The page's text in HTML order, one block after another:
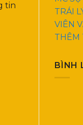
tin
TRÁI
VIÊN
THÊM
BÌNH